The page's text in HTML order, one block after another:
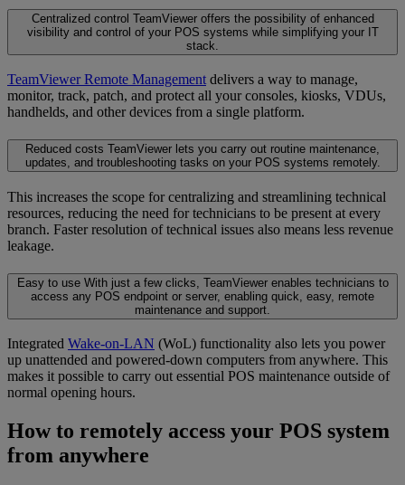
Centralized control TeamViewer offers the possibility of enhanced
visibility and control of your POS systems while simplifying your IT
stack.
TeamViewer Remote Managementdelivers a way to manage,
monitor, track, patch, and protect all your consoles, kiosks, VDUs,
handhelds, and other devices from a single platform.
Reduced costs TeamViewer lets you carry out routine maintenance,
updates, and troubleshooting tasks on your POS systems remotely.
This increases the scope for centralizing and streamlining technical
resources, reducing the need for technicians to be present at every
branch. Faster resolution of technical issues also means less revenue
leakage.
Easy to use With just a few clicks, TeamViewer enables technicians to
access any POS endpoint or server, enabling quick, easy, remote
maintenance and support.
Integrated Wake-on-LAN (WoL) functionality also lets you power
up unattended and powered-down computers from anywhere. This
makes it possible to carry out essential POS maintenance outside of
normal opening hours.
How to remotely access your POS system
from anywhere